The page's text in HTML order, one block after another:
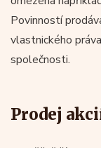
Povinností
vlastnického
společnosti.
Prodej